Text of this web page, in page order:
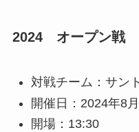
2024 オープン戦
対戦チーム：サン
開催日：2024年8
開場：13:30